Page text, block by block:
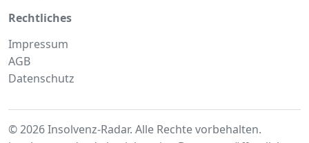
Rechtliches
Impressum
AGB
Datenschutz
© 2026 Insolvenz-Radar. Alle Rechte vorbehalten.